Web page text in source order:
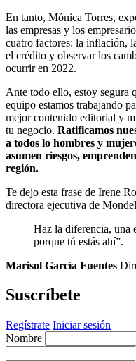
En tanto, Mónica Torres,
las empresas y los
cuatro factores: la inflación,
el crédito y observar los
ocurrir en 2022.
Ante todo ello, estoy segura
equipo estamos trabajando
mejor contenido editorial y
tu negocio. Ratificamos
a todos lo hombres y
asumen riesgos,
región.
Te dejo esta frase de Irene
directora ejecutiva de
Haz la diferencia, una
porque tú estás ahí”.
Marisol García Fuentes
Suscríbete
Regístrate Iniciar sesión
Nombre